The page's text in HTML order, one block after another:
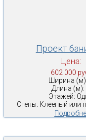
Проект
Цена:
602 000
Ширина
Длина (м):
Этажей:
Стены: Клееный или